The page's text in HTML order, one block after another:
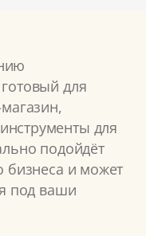
для
для
подойдёт
бизнеса и может
под ваши